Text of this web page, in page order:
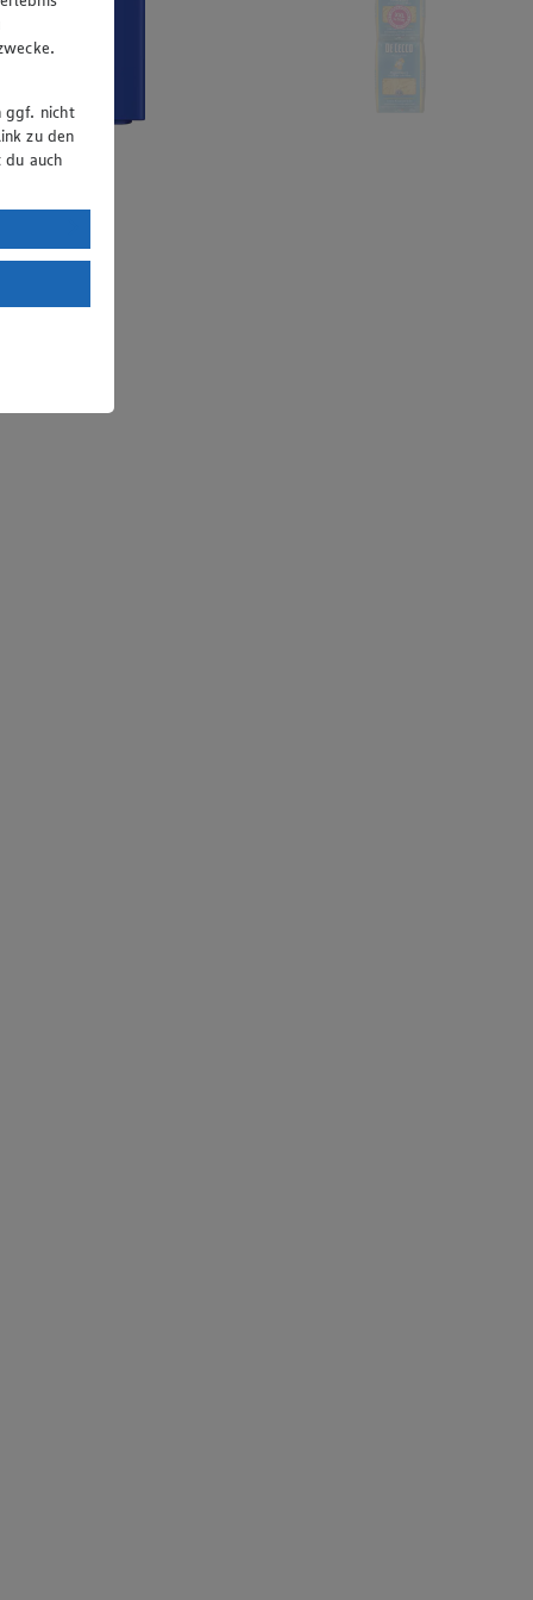
ggf. nicht
zu den
auch
DSGVO
mit
das